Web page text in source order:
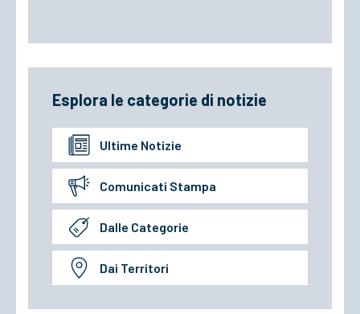
Esplora le categorie di notizie
Ultime Notizie
Comunicati Stampa
Dalle Categorie
Dai Territori